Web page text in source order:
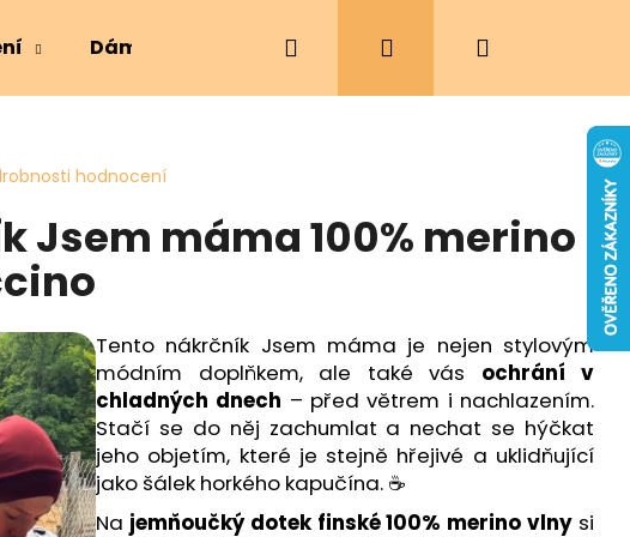
Dámské oblečení Ergonomická nosítka
Hledat PřihlášeníNákupní
hodnocení
Jsem máma 100% merino
Tento nákrčník Jsem máma je nejen stylovým
módním doplňkem, ale také vás ochrání v
chladných dnech – před větrem i nachlazením.
Stačí se do něj zachumlat a nechat se hýčkat
jeho objetím, které je stejně hřejivé a uklidňující
jako šálek horkého kapučína. ☕
Na jemňoučký dotek finské 100% merino vlny si